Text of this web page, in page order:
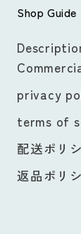
Shop Guide
privacy
terms of
配送ポリ
返品ポリ